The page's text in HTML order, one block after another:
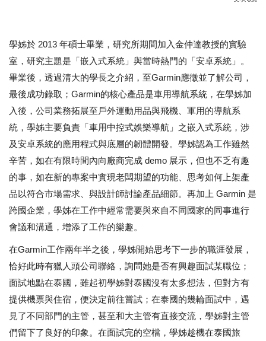
學姊於 2013 年碩士畢業，研究所期間加入金仲達教授的實驗
室，研究主題是「嵌入式系統」與當時熱門的「安卓系統」。
畢業後，透過清大的學長之介紹，至Garmin應徵並了解公司，
最後成功錄取；Garmin的核心產品是車用導航系統，在學姊加
入後，公司業務拓展至戶外運動用品與飛機、軍用的導航系
統，學姊主要負責「車用中控式娛樂導航」之嵌入式系統，涉
及安卓系統的應用程式與底層的韌體開發。學姊認為工作雖然
辛苦，如在有限時間內向廠商完成 demo 展示，但也不乏有趣
的事，如在新的專案中實現老闆期望的功能、思考如何上架產
品以符合市場需求、與設計師討論產品細節。再加上 Garmin 是
跨國企業，學姊在工作中經常需要與來自不同國家的同事進行
會議和溝通，增添了工作的樂趣。
在Garmin工作兩年半之後，學姊開始思考下一步的職涯發展，
恰好此時有獵人頭公司聯絡，詢問她是否有興趣面試某職位；
面試地點在泰國，雖起初學姊對泰國沒有太多想法，但對方有
提供機票與住宿，便決定前往嘗試；在泰國的幾輪面試中，遇
見了不同部門的主管，甚至和大主管有直接交流，學姊對主管
們留下了良好的印象。在面試完的空檔，學姊趁機在泰國旅